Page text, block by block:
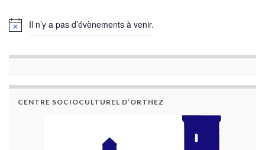
Il n’y a pas d’évènements à venir.
CENTRE SOCIOCULTUREL D’ORTHEZ